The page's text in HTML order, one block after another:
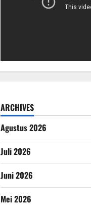
ARCHIVES
Agustus 2026
Juli 2026
Juni 2026
Mei 2026